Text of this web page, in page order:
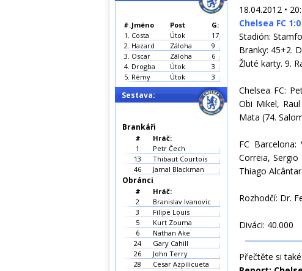
18.04.2012 •
Chelsea FC
Stadión:
Branky: 45+2.
Žluté karty. 9.
Chelsea FC:
Obi Mikel,
Mata (74.
FC Barcelona:
Correia, Sergio
Thiago
Rozhodčí: Dr.
Diváci: 40.000
Přečtěte si také:
#.Jméno Post
G:
1. Costa Útok
17
2. Hazard Záloha
9
3. Oscar Záloha
6
4. Drogba Útok
3
5. Rémy Útok 3
Sestava:
Brankáři
#
Hráč:
1
Petr Čech
13
Thibaut Courtois
46
Jamal Blackman
Obránci
#
Hráč:
2
Branislav Ivanovic
3
Filipe Louis
5
Kurt Zouma
6
Nathan Ake
24
Gary Cahill
26
John Terry
28
Cesar Azpilicueta